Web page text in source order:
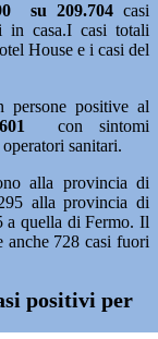
su 209.704casi
casa.I casi totali
House e i casi del
positive al
con sintomi
operatori sanitari.
alla provincia di
alla provincia di
a quella di Fermo. Il
anche 728 casi fuori
positivi per